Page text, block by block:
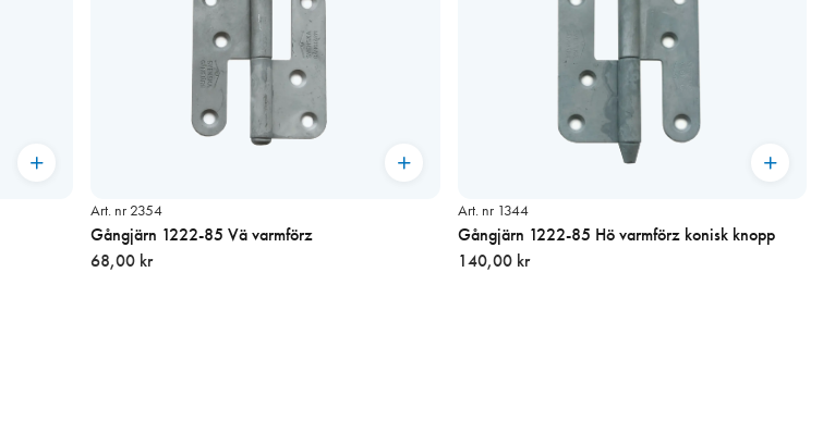
Art. nr 2354
Gångjärn 1222-85 Vä varmförz
68,00 kr
Art. nr 1344
Gångjärn 1222-85 Hö varmförz konisk knopp
140,00 kr